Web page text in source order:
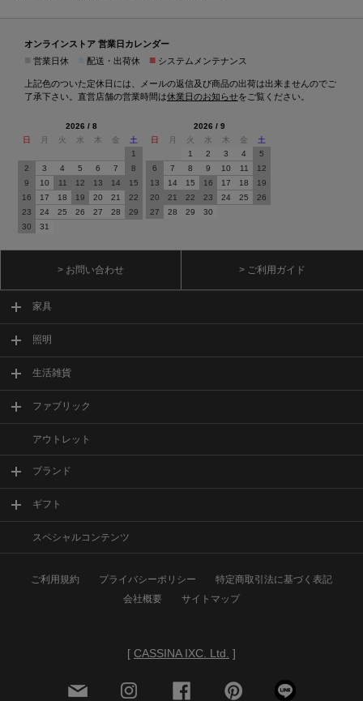
オンラインストア 営業日カレンダー
営業日休 配送・出荷休 ■ システムメンテナンス
上記色のついた定休日には、メールの返信及び商品の出荷は出来ませんのでご
了承下さい。直営店舗の営業時間は休業日のお知らせをご覧ください。
2026 / 8
日
月 火 水 木 金
土
1
2
3 4 5 6 7
8
9
10 11 12 13 14
15
16
17 18 19 20 21
22
23
24 25 26 27 28
29
30
31
2026 / 9
日
月 火 水 木 金
土
1
2 3 4
5
6
7 8 9 10 11
12
13
14 15 16 17 18
19
20
21 22 23 24 25
26
27
28 29 30
> お問い合わせ > ご利用ガイド
家具
照明
生活雑貨
ファブリック
アウトレット
ブランド
ギフト
スペシャルコンテンツ
ご利用規約 プライバシーポリシー
特定商取引法に基づく表記
会社概要
サイトマップ
[ CASSINA IXC. Ltd. ]